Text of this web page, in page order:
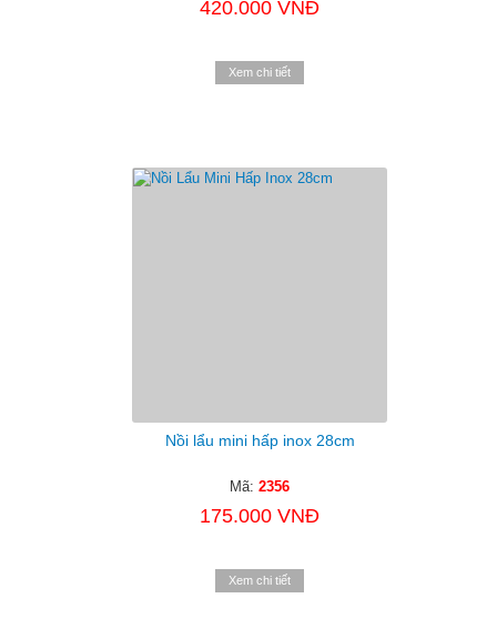
420.000 VNĐ
Xem chi tiết
Nồi lẩu mini hấp inox 28cm
Mã: 2356
175.000 VNĐ
Xem chi tiết